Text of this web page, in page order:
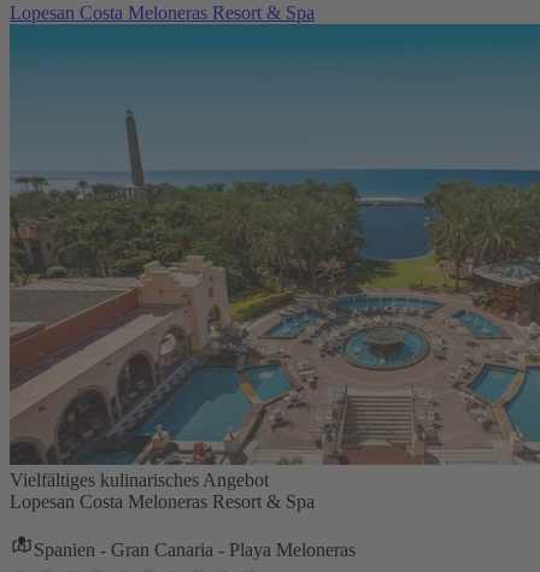
Lopesan Costa Meloneras Resort & Spa
Vielfältiges kulinarisches Angebot
Lopesan Costa Meloneras Resort & Spa
Spanien - Gran Canaria - Playa Meloneras